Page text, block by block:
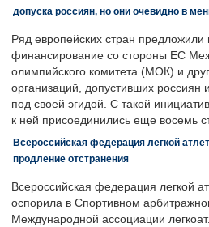
допуска россиян, но они очевидно в
Ряд европейских стран предложили
финансирование со стороны ЕС
олимпийского комитета (МОК) и
организаций, допустивших россиян
под своей эгидой. С такой
к ней присоединились еще восемь
Всероссийская федерация легкой
продление отстранения
Всероссийская федерация легкой
оспорила в Спортивном
Международной ассоциации